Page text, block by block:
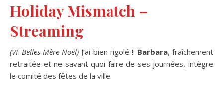
Holiday Mismatch –
Streaming
(VF Belles-Mère Noël) J’ai bien rigolé !! Barbara, fraîchement
retraitée et ne savant quoi faire de ses journées, intègre
le comité des fêtes de la ville.